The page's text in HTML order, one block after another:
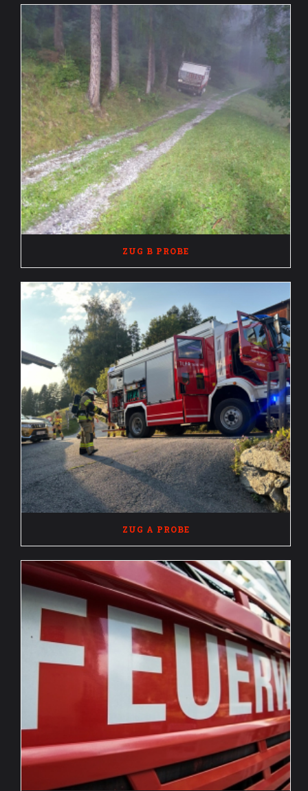
ZUG B PROBE
ZUG A PROBE